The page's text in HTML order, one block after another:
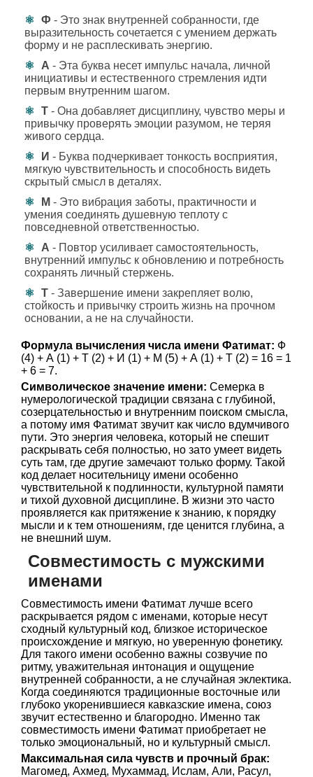
Ф - Это знак внутренней собранности, где
выразительность сочетается с умением держать
форму и не расплескивать энергию.
А - Эта буква несет импульс начала, личной
инициативы и естественного стремления идти
первым внутренним шагом.
Т - Она добавляет дисциплину, чувство меры и
привычку проверять эмоции разумом, не теряя
живого сердца.
И - Буква подчеркивает тонкость восприятия,
мягкую чувствительность и способность видеть
скрытый смысл в деталях.
М - Это вибрация заботы, практичности и
умения соединять душевную теплоту с
повседневной ответственностью.
А - Повтор усиливает самостоятельность,
внутренний импульс к обновлению и потребность
сохранять личный стержень.
Т - Завершение имени закрепляет волю,
стойкость и привычку строить жизнь на прочном
основании, а не на случайности.
Формула вычисления числа имени Фатимат: Ф
(4) + А (1) + Т (2) + И (1) + М (5) + А (1) + Т (2) = 16 = 1
+ 6 = 7.
Символическое значение имени: Семерка в
нумерологической традиции связана с глубиной,
созерцательностью и внутренним поиском смысла,
а потому имя Фатимат звучит как число вдумчивого
пути. Это энергия человека, который не спешит
раскрывать себя полностью, но зато умеет видеть
суть там, где другие замечают только форму. Такой
код делает носительницу имени особенно
чувствительной к подлинности, культурной памяти
и тихой духовной дисциплине. В жизни это часто
проявляется как притяжение к знанию, к порядку
мысли и к тем отношениям, где ценится глубина, а
не внешний шум.
Совместимость с мужскими
именами
Совместимость имени Фатимат лучше всего
раскрывается рядом с именами, которые несут
сходный культурный код, близкое историческое
происхождение и мягкую, но уверенную фонетику.
Для такого имени особенно важны созвучие по
ритму, уважительная интонация и ощущение
внутренней собранности, а не случайная эклектика.
Когда соединяются традиционные восточные или
глубоко укоренившиеся кавказские имена, союз
звучит естественно и благородно. Именно так
совместимость имени Фатимат приобретает не
только эмоциональный, но и культурный смысл.
Максимальная сила чувств и прочный брак:
Магомед, Ахмед, Мухаммад, Ислам, Али, Расул,